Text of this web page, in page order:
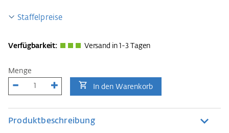
Staffelpreise
Verfügbarkeit: Versand in 1-3 Tagen
Menge
In den Warenkorb
Produktbeschreibung